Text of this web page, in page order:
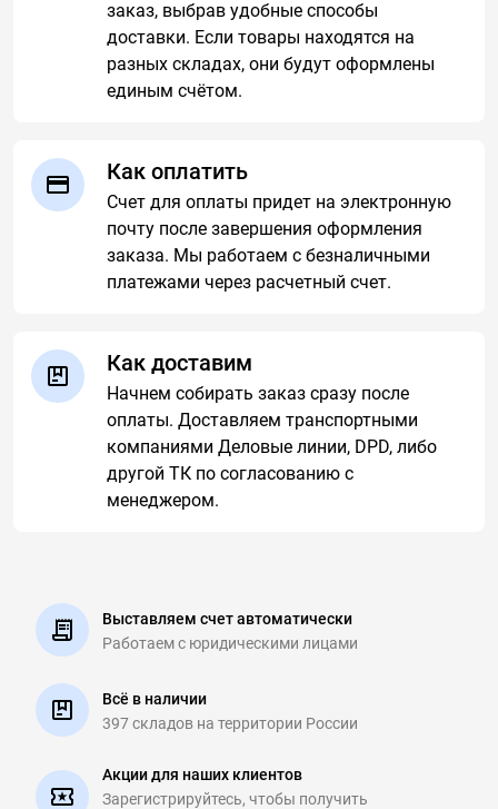
заказ, выбрав удобные способы
доставки. Если товары находятся на
разных складах, они будут оформлены
единым счётом.
Как оплатить
Счет для оплаты придет на электронную
почту после завершения оформления
заказа. Мы работаем с безналичными
платежами через расчетный счет.
Как доставим
Начнем собирать заказ сразу после
оплаты. Доставляем транспортными
компаниями Деловые линии, DPD, либо
другой ТК по согласованию с
менеджером.
Выставляем счет автоматически
Работаем с юридическими лицами
Всё в наличии
397 складов на территории России
Акции для наших клиентов
Зарегистрируйтесь, чтобы получить